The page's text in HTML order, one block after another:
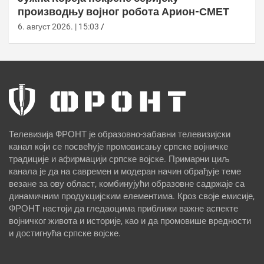
производњу војног робота Арион-СМЕТ
6. август 2026. | 15:03
Телевизија ФРОНТ је образовно-забавни телевизијски
канал који се посвећује промовисању српске војничке
традиције и афирмацији српске војске. Примарни циљ
канала је да на савремен и модеран начин обрађује теме
везане за ову област, комбинујући образовне садржаје са
динамичним продукцијским елементима. Кроз своје емисије,
ФРОНТ настоји да гледаоцима приближи важне аспекте
војничког живота и историје, као и да промовише вредности
и достигнућа српске војске.